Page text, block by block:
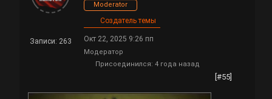
Записи: 263
Moderator
Создатель темы
Окт 22, 2025 9:26 пп
Модератор
Присоединился: 4 года назад
[#55]